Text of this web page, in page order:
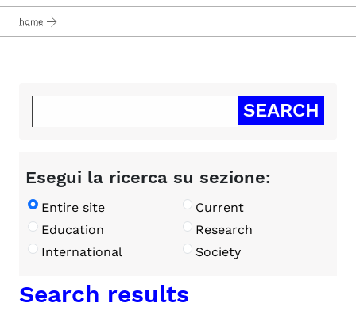
home
Esegui la ricerca su sezione:
Entire site
Current
Education
Research
International
Society
Search results